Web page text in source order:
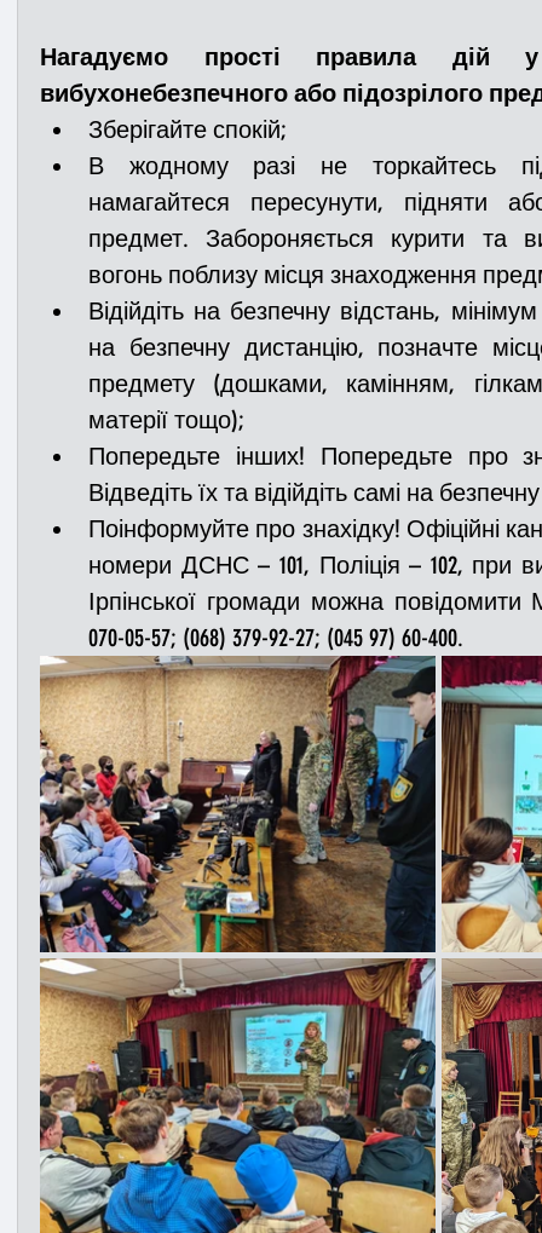
Нагадуємо прості правила дій
вибухонебезпечного або підозрілого
Зберігайте спокій;
В жодному разі не торкайтесь
намагайтеся пересунути, підняти
предмет. Забороняється курити та
вогонь поблизу місця знаходження
Відійдіть на безпечну відстань,
на безпечну дистанцію, позначте
предмету (дошками, камінням,
матерії тощо);
Попередьте інших! Попередьте про
Відведіть їх та відійдіть самі на
Поінформуйте про знахідку! Офіційні
номери ДСНС – 101, Поліція – 102, при
Ірпінської громади можна повідомити
070-05-57; (068) 379-92-27; (045 97) 60-400.